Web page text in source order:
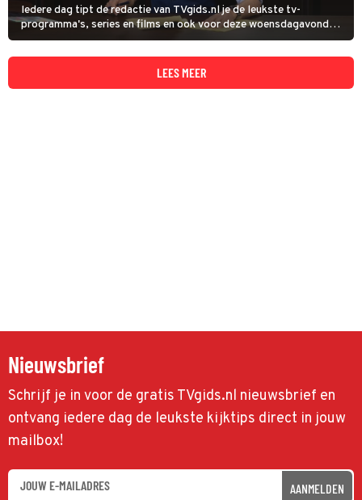
Iedere dag tipt de redactie van TVgids.nl je de leukste tv-
programma's, series en films en ook voor deze woensdagavond
hebben we weer een pareltje voor je gevonden.
LEES MEER
Nieuwsbrief
Schrijf je in voor de gratis TVgids.nl nieuwsbrief en
ontvang iedere dag de leukste kijktips direct in jouw
mailbox!
AANMELDEN